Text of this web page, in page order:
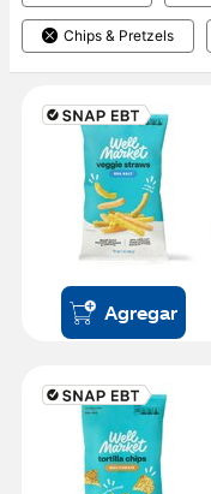
Chips & Pretzels
Agregar